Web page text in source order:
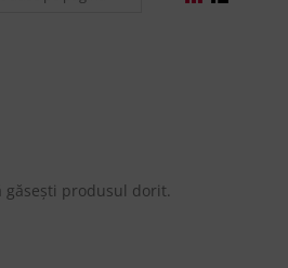
găseşti produsul dorit.